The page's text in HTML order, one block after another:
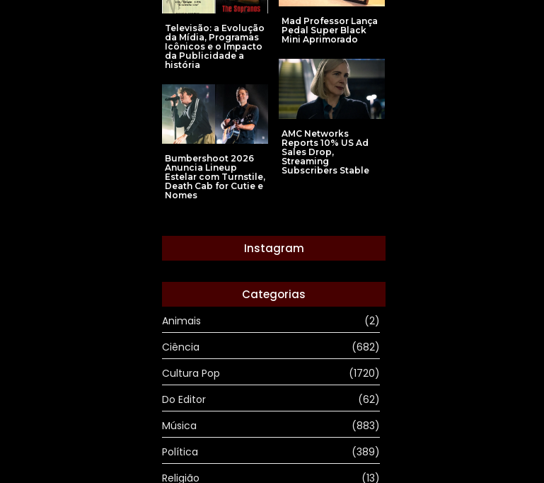
Televisão: a Evolução
da Mídia, Programas
Icônicos e o Impacto
da Publicidade a
história
Mad Professor Lança
Pedal Super Black
Mini Aprimorado
AMC Networks
Reports 10% US Ad
Sales Drop,
Streaming
Subscribers Stable
Bumbershoot 2026
Anuncia Lineup
Estelar com Turnstile,
Death Cab for Cutie e
Nomes
Instagram
Categorias
Animais
(2)
Ciência
(682)
Cultura Pop
(1720)
Do Editor
(62)
Música
(883)
Política
(389)
Religião
(13)